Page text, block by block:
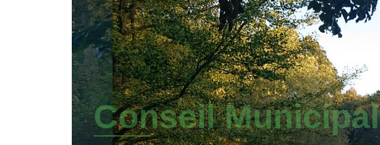
Conseil Municipal